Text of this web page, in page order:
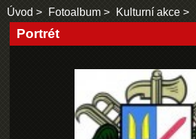
Úvod Fotoalbum Kulturní akce
Portrét